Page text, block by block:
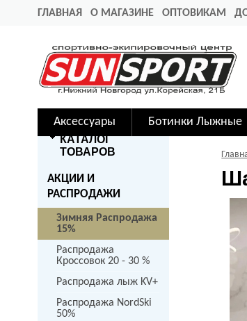
ГЛАВНАЯ О МАГАЗИНЕ ОПТОВИКАМ
Аксессуары Ботинки Лыжные
КАТАЛОГ
ТОВАРОВ
АКЦИИ И
РАСПРОДАЖИ
Зимняя Распродажа
15%
Распродажа
Кроссовок 20 - 30 %
Распродажа лыж KV+
Распродажа NordSki
50%